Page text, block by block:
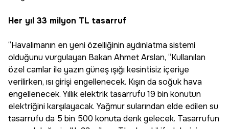
Her yıl 33 milyon TL tasarruf
“Havalimanın en yeni özelliğinin aydınlatma sistemi
olduğunu vurgulayan Bakan Ahmet Arslan, “Kullanılan
özel camlar ile yazın güneş ışığı kesintisiz içeriye
verilirken, ısı girişi engellenecek. Kışın da soğuk hava
engellenecek. Yıllık elektrik tasarrufu 19 bin konutun
elektriğini karşılayacak. Yağmur sularından elde edilen su
tasarrufu da 5 bin 500 konuta denk gelecek. Tasarrufun